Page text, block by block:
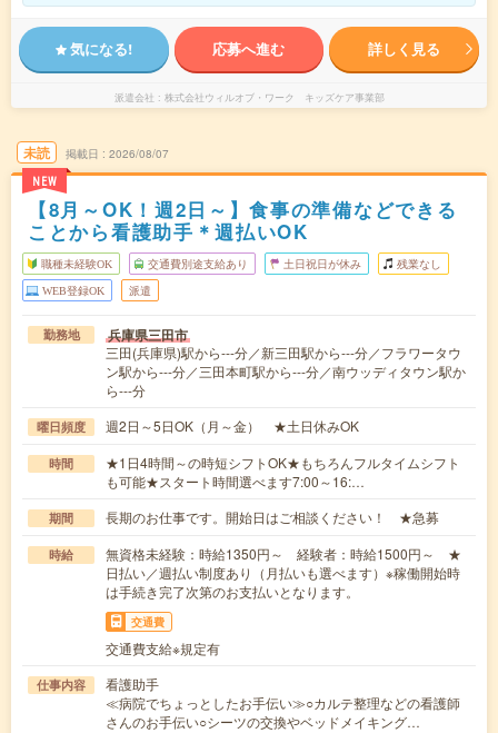
気になる! 応募へ進む 詳しく見る
派遣会社 株式会社ウィルオブ・ワーク キッズケア事業部
未読
NEW
掲載日 2026/08/07
【8月～OK！週2日～】食事の準備などできる
ことから看護助手＊週払いOK
職種未経験OK 交通費別途支給あり 土日祝日が休み 残業なし
WEB登録OK 派遣
勤務地 兵庫県三田市
三田(兵庫県)駅から---分／新三田駅から---分／フラワータウ
ン駅から---分／三田本町駅から---分／南ウッディタウン駅か
ら---分
曜日頻度 週2日～5日OK（月～金） ★土日休みOK
時間
★1日4時間～の時短シフトOK★もちろんフルタイムシフト
も可能★スタート時間選べます7:00～16:…
期間 長期のお仕事です。開始日はご相談ください！ ★急募
時給
無資格未経験：時給1350円～ 経験者：時給1500円～ ★
日払い／週払い制度あり（月払いも選べます）※稼働開始時
は手続き完了次第のお支払いとなります。
交通費
交通費支給※規定有
仕事内容
看護助手
≪病院でちょっとしたお手伝い≫○カルテ整理などの看護師
さんのお手伝い○シーツの交換やベッドメイキング…